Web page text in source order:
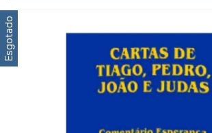
Esgotado